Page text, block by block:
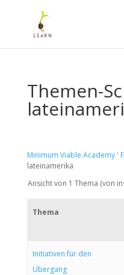
Themen-
Minimum Viable Academy '
lateinamerika
Ansicht von 1 Thema (von
Thema
Initiativen für den
Übergang